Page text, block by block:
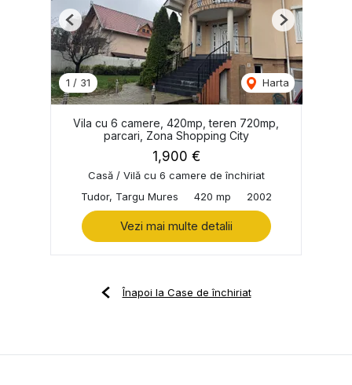
1 / 31 Harta
Previous Next
Vila cu 6 camere, 420mp, teren 720mp,
parcari, Zona Shopping City
1,900 €
Casă / Vilă cu 6 camere de închiriat
Tudor, Targu Mures
420 mp 2002
Vezi mai multe detalii
Înapoi la Case de închiriat